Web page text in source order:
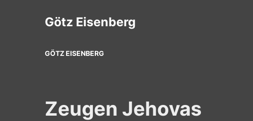
Götz Eisenberg
GÖTZ EISENBERG
Zeugen Jehovas